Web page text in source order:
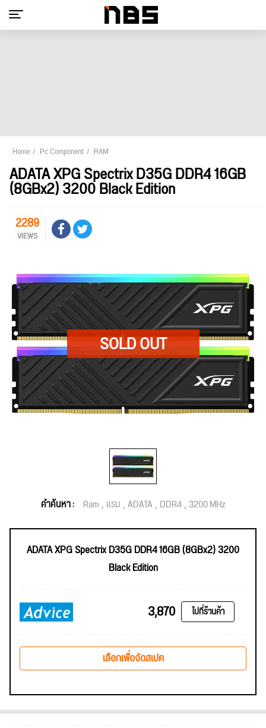
Home Pc Component RAM
ADATA XPG Spectrix D35G DDR4 16GB
(8GBx2) 3200 Black Edition
2289
VIEWS
คำค้นหา : Ram แรม ADATA DDR4 3200 MHz
ADATA XPG Spectrix D35G DDR4 16GB (8GBx2) 3200
Black Edition
3,870 ไปที่ร้านค้า
เลือกเพื่อจัดสเปค